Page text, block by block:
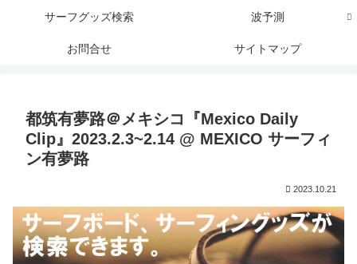
サーフグッズ検索 波予測
お問合せ サイトマップ
都筑有夢路＠メキシコ『Mexico Daily
Clip』2023.2.3~2.14 @ MEXICO サーフィ
ン有夢路
2023.10.21